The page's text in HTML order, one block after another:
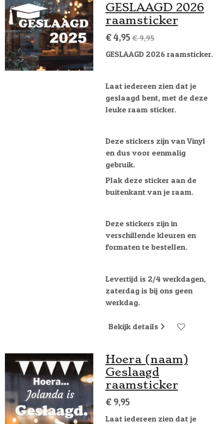
GESLAAGD 2026
raamsticker
€ 4,95 € 9,95
GESLAAGD 2026 raamsticker.
Laat iedereen zien dat je
geslaagd bent, met de deze
leuke raam sticker.
Deze stickers zijn van Vinyl
en dus voor eenmalig
gebruik.
Plak deze sticker aan de
buitenkant van je raam.
Deze stickers zijn in
verschillende kleuren en
formaten te bestellen.
Levertijd is 2/4 werkdagen,
zaterdag is bij ons geen
werkdag.
Bekijk details
Hoera (naam)
Geslaagd
raamsticker
€ 9,95
Laat iedereen zien dat je